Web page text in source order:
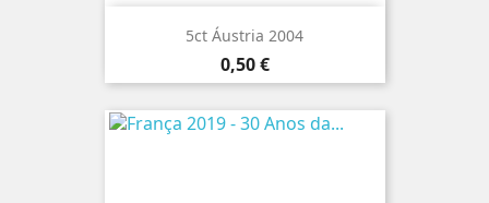
5ct Áustria 2004
Preço
0,50 €